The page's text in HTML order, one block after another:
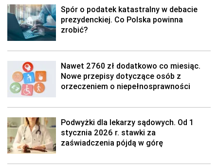
Spór o podatek katastralny w debacie
prezydenckiej. Co Polska powinna
zrobić?
Nawet 2760 zł dodatkowo co miesiąc.
Nowe przepisy dotyczące osób z
orzeczeniem o niepełnosprawności
Podwyżki dla lekarzy sądowych. Od 1
stycznia 2026 r. stawki za
zaświadczenia pójdą w górę